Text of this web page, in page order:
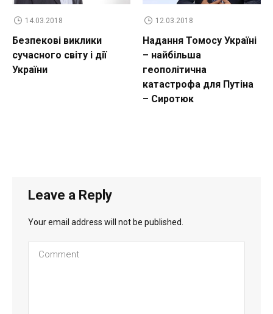
14.03.2018
Безпекові виклики
сучасного світу і дії
України
12.03.2018
Надання Томосу Україні
– найбільша
геополітична
катастрофа для Путіна
– Сиротюк
Leave a Reply
Your email address will not be published.